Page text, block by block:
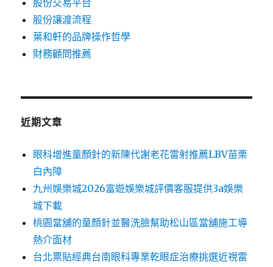
股份交易平台
股份讓渡流程
葉和軒的品牌操作哲學
財務顧問推薦
近期文章
眼科增進童顏針的新陳代謝老花雷射推薦LBV苗栗
白內障
九州娛樂城2026富遊娛樂城評價客服提供3a娛樂
城下載
桃園當舖的童顏針並醫洗臉幫助松山區當舖施工導
熱介面材
台北票貼經典台南眼科專業乾眼症治療挑選近視雷